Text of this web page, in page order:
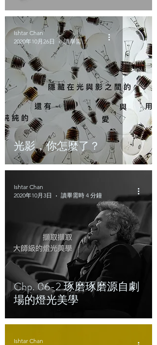
光影，你怎麼了？
Ishtar Chan
2020年10月26日
讀畢需時 4 分鐘
Chp. 06-2 琢磨琢磨源自劇
場的燈光美學
Ishtar Chan
2020年10月3日
讀畢需時 4 分鐘
Ishtar Chan